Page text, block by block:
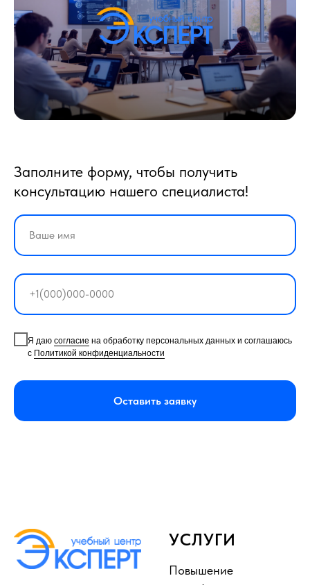
Заполните форму, чтобы получить
консультацию нашего специалиста!
Я даю согласие на обработку персональных данных и соглашаюсь
с Политикой конфиденциальности
Оставить заявку
УСЛУГИ
Повышение